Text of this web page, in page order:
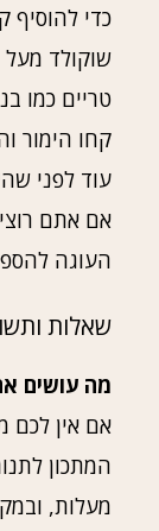
כדי להוסיף
שוקולד
טריים כמו
קחו הימור
עוד לפני
אם אתם
העוגה
שאלות
מה עושים
אם אין לכם